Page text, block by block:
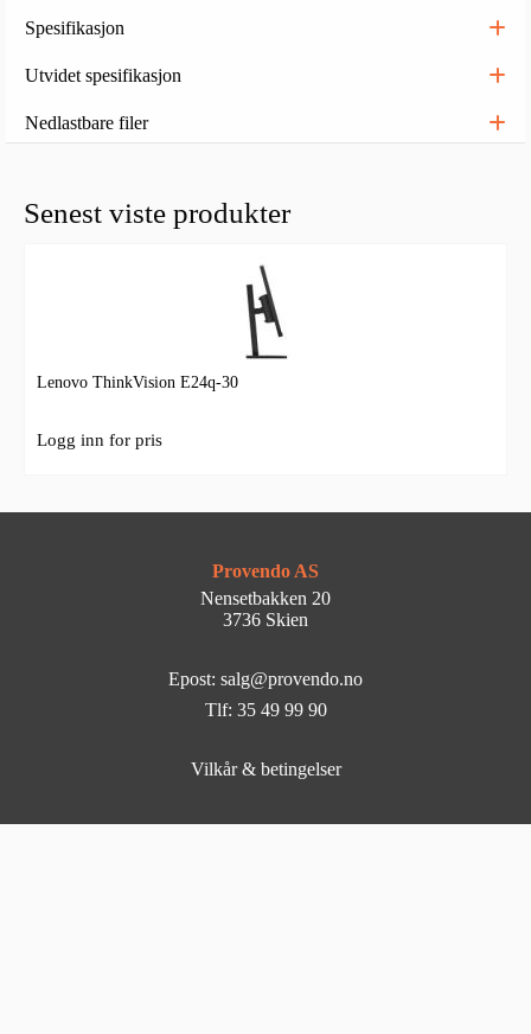
Spesifikasjon
Utvidet spesifikasjon
Nedlastbare filer
Senest viste produkter
Lenovo ThinkVision E24q-30
Logg inn for pris
Provendo AS
Nensetbakken 20
3736 Skien
Epost: salg@provendo.no
Tlf: 35 49 99 90
Vilkår & betingelser